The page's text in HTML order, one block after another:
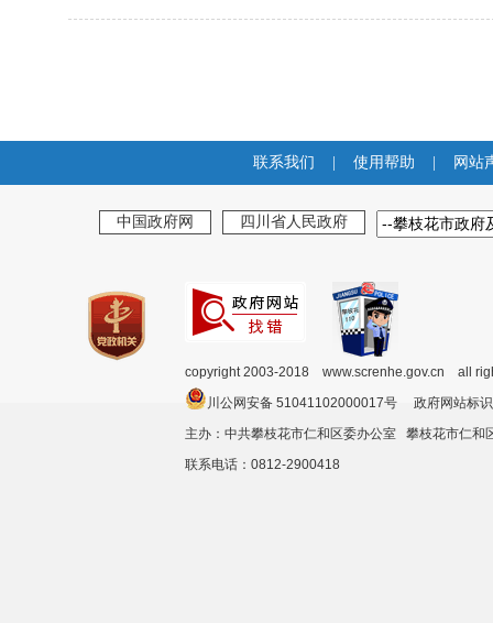
联系我们 使用帮助 网站
中国政府网 四川省人民政府
copyright 2003-2018 www.screnhe.gov.cn all
川公网安备 51041102000017号 政府网站
主办：中共攀枝花市仁和区委办公室 攀枝花市仁
联系电话：0812-2900418